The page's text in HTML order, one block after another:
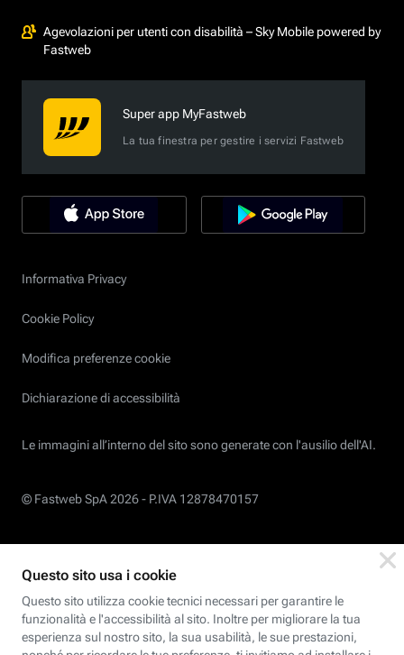
Agevolazioni per utenti con disabilità – Sky Mobile powered by
Fastweb
Super app MyFastweb
La tua finestra per gestire i servizi Fastweb
Informativa Privacy
Cookie Policy
Modifica preferenze cookie
Dichiarazione di accessibilità
Le immagini all’interno del sito sono generate con l'ausilio dell'AI.
© Fastweb SpA 2026 - P.IVA 12878470157